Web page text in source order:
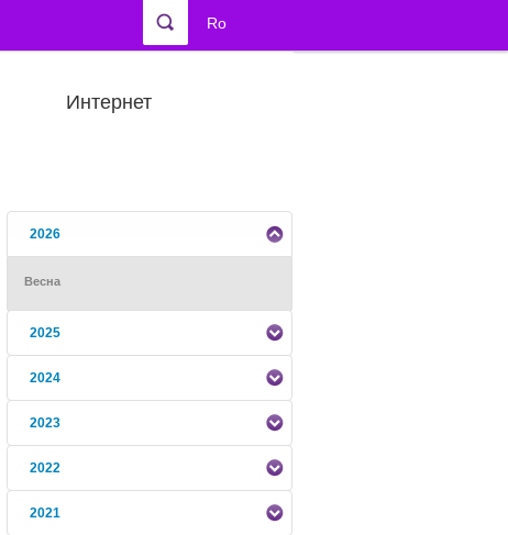
Ro
Интернет
2026
Весна
2025
2024
2023
2022
2021